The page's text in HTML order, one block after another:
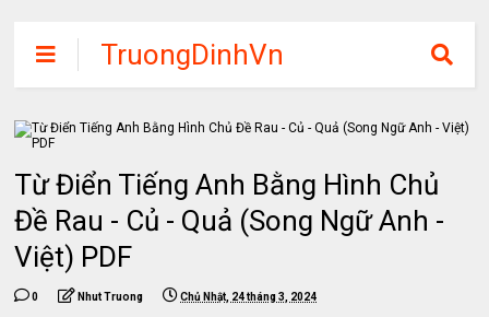
TruongDinhVn
Chia sẽ ebook,
các khóa học,
tập miễn phí
Từ Điển Tiếng Anh Bằng Hình Chủ
Đề Rau - Củ - Quả (Song Ngữ Anh -
Việt) PDF
0 Nhut Truong Chủ Nhật, 24 tháng 3, 2024